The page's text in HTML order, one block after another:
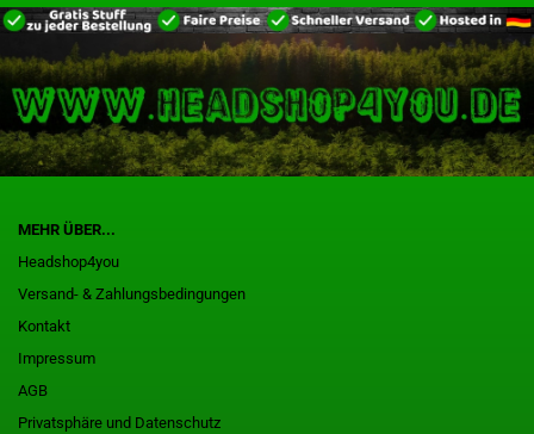
MEHR ÜBER...
Headshop4you
Versand- & Zahlungsbedingungen
Kontakt
Impressum
AGB
Privatsphäre und Datenschutz